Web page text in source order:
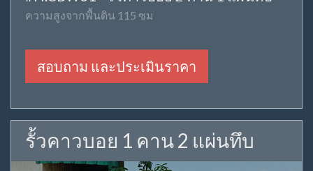
ความสูงจากพื้นดิน 115 ซม
สอบถาม และประเมินราคา
รั้วคาวบอย 1 คาน 2 แผ่นทึบ